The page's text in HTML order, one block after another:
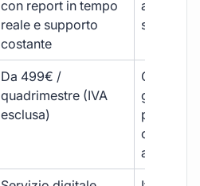
con report in tempo
reale e supporto
costante
sporadici
Da 499€ /
quadrimestre (IVA
esclusa)
Costi
più
ogni